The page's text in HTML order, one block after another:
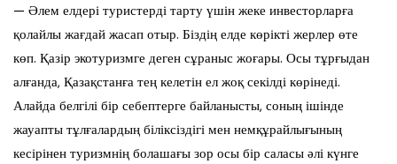
— Әлем елдері туристерді тарту үшін жеке инвесторларға
қолайлы жағдай жасап отыр. Біздің елде көрікті жерлер өте
көп. Қазір экотуризмге деген сұраныс жоғары. Осы тұрғыдан
алғанда, Қазақстанға тең келетін ел жоқ секілді көрінеді.
Алайда белгілі бір себептерге байланысты, соның ішінде
жауапты тұлғалардың біліксіздігі мен немқұрайлығының
кесірінен туризмнің болашағы зор осы бір саласы әлі күнге